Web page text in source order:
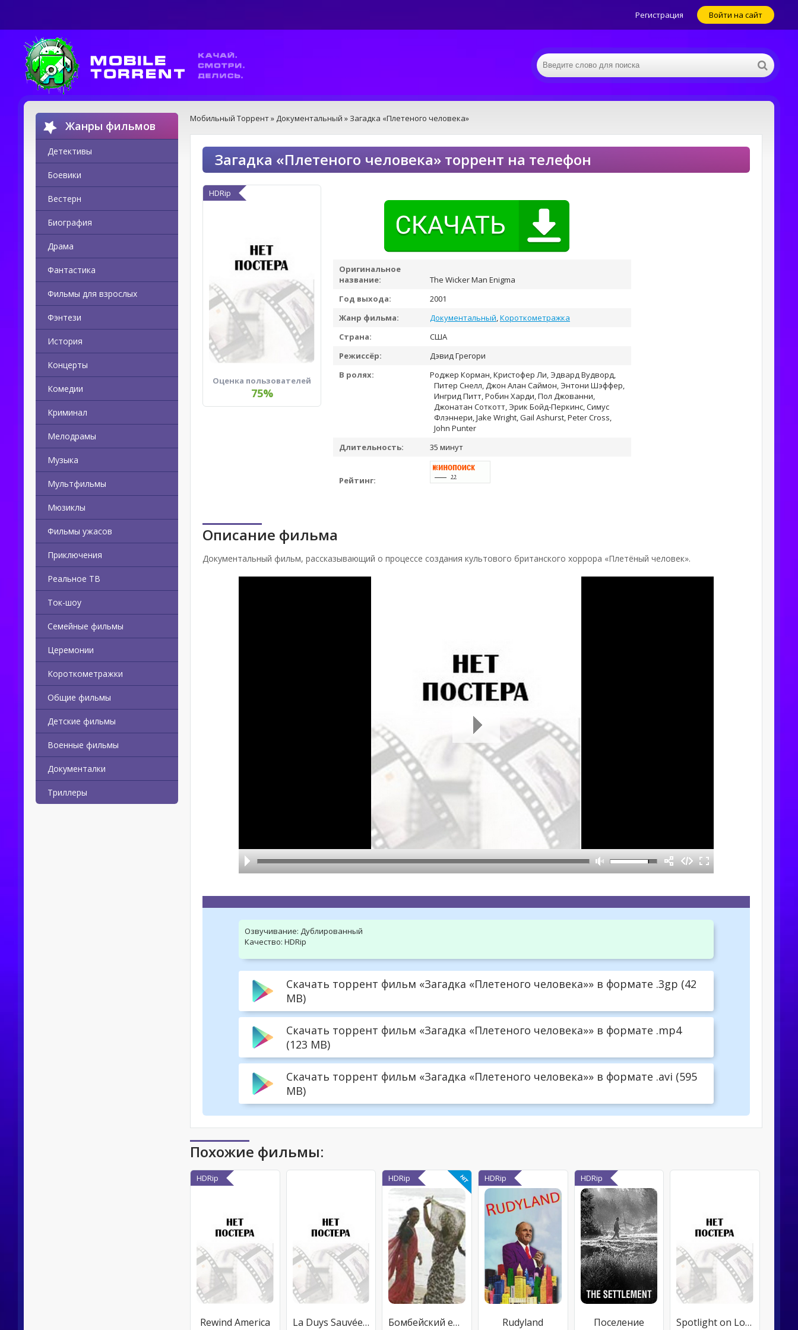
Регистрация Войти на сайт
Жанры фильмов
Детективы
Боевики
Вестерн
Биография
Драма
Фантастика
Фильмы для взрослых
Фэнтези
История
Концерты
Комедии
Криминал
Мелодрамы
Музыка
Мультфильмы
Мюзиклы
Фильмы ужасов
Приключения
Реальное ТВ
Ток-шоу
Семейные фильмы
Церемонии
Короткометражки
Общие фильмы
Детские фильмы
Военные фильмы
Документалки
Триллеры
Мобильный Торрент» Документальный » Загадка «Плетеного человека»
Загадка «Плетеного человека» торрент на телефон
HDRip
Оценка пользователей
75%
Оригинальное
название:
The Wicker Man Enigma
Год выхода:
2001
Жанр фильма:
Документальный,Короткометражка
Страна:
США
Режиссёр:
Дэвид Грегори
В ролях:
Роджер Корман, Кристофер Ли, Эдвард Вудворд,
Питер Снелл, Джон Алан Саймон, Энтони Шэффер,
Ингрид Питт, Робин Харди, Пол Джованни,
Джонатан Соткотт, Эрик Бойд-Перкинс, Симус
Флэннери, Jake Wright, Gail Ashurst, Peter Cross,
John Punter
Длительность:
35 минут
Рейтинг:
Описание фильма
Документальный фильм, рассказывающий о процессе создания культового британского хоррора «Плетёный человек».
Озвучивание: Дублированный
Качество: HDRip
Скачать торрент фильм «Загадка «Плетеного человека»» в формате .3gp (42
MB)
Скачать торрент фильм «Загадка «Плетеного человека»» в формате .mp4
(123 MB)
Скачать торрент фильм «Загадка «Плетеного человека»» в формате .avi (595
MB)
Похожие фильмы:
HDRip
Rewind America La Duys Sauvée Des Eaux
HDRip
Бомбейский евнух
HDRip
Rudyland
HDRip
Поселение Spotlight on Location: The Making of «Bring It On»